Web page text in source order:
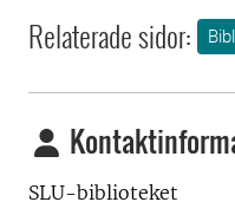
Relaterade sidor:
SLU-biblioteket